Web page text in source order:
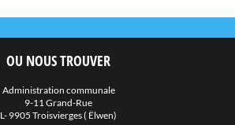
OU NOUS TROUVER
Administration communale
9-11 Grand-Rue
L- 9905 Troisvierges ( Ëlwen)